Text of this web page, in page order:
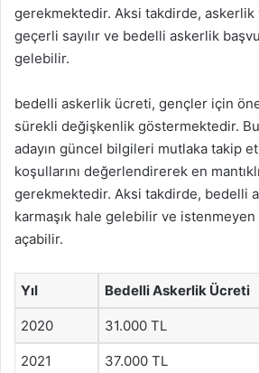
gerekmektedir. Aksi takdirde,
geçerli sayılır ve bedelli askerlik
gelebilir.
bedelli askerlik ücreti, gençler için
sürekli değişkenlik göstermektedir.
adayın güncel bilgileri mutlaka takip
koşullarını değerlendirerek en
gerekmektedir. Aksi takdirde, bedelli
karmaşık hale gelebilir ve
açabilir.
Yıl Bedelli Askerlik Ücreti
2020 31.000 TL
2021 37.000 TL